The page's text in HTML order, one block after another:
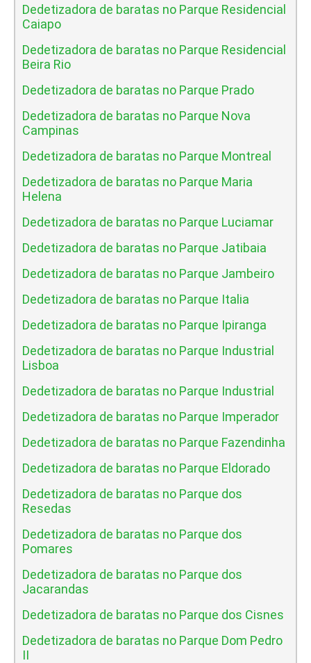
Dedetizadora de baratas no Parque Residencial
Caiapo
Dedetizadora de baratas no Parque Residencial
Beira Rio
Dedetizadora de baratas no Parque Prado
Dedetizadora de baratas no Parque Nova
Campinas
Dedetizadora de baratas no Parque Montreal
Dedetizadora de baratas no Parque Maria
Helena
Dedetizadora de baratas no Parque Luciamar
Dedetizadora de baratas no Parque Jatibaia
Dedetizadora de baratas no Parque Jambeiro
Dedetizadora de baratas no Parque Italia
Dedetizadora de baratas no Parque Ipiranga
Dedetizadora de baratas no Parque Industrial
Lisboa
Dedetizadora de baratas no Parque Industrial
Dedetizadora de baratas no Parque Imperador
Dedetizadora de baratas no Parque Fazendinha
Dedetizadora de baratas no Parque Eldorado
Dedetizadora de baratas no Parque dos
Resedas
Dedetizadora de baratas no Parque dos
Pomares
Dedetizadora de baratas no Parque dos
Jacarandas
Dedetizadora de baratas no Parque dos Cisnes
Dedetizadora de baratas no Parque Dom Pedro
II